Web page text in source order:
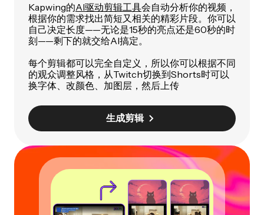
Kapwing的AI驱动剪辑工具会自动分析你的视频，
根据你的需求找出简短又相关的精彩片段。你可以
自己决定长度——无论是15秒的亮点还是60秒的时
刻——剩下的就交给AI搞定。
每个剪辑都可以完全自定义，所以你可以根据不同
的观众调整风格，从Twitch切换到Shorts时可以
换字体、改颜色、加图层，然后上传
生成剪辑